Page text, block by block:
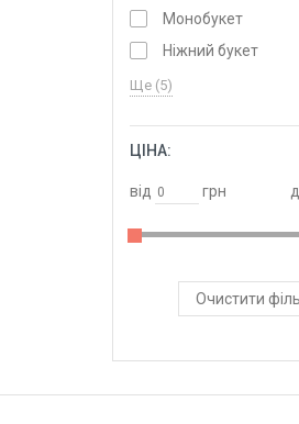
Монобукет
Ніжний букет
Ще (5)
ЦІНА:
від грн
Очистити